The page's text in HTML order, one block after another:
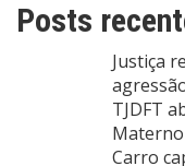
Posts
Justiça
TJDFT
Carro